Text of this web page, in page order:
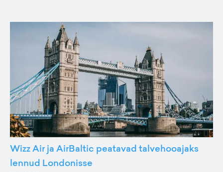
Wizz Air ja AirBaltic peatavad talvehooajaks
lennud Londonisse